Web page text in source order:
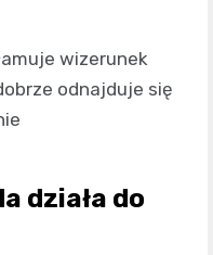
wizerunek
odnajduje się
działa do